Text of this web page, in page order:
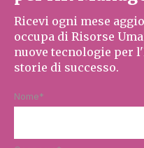
Ricevi ogni mese
occupa di Risorse
nuove tecnologie per
storie di successo.
Nome*